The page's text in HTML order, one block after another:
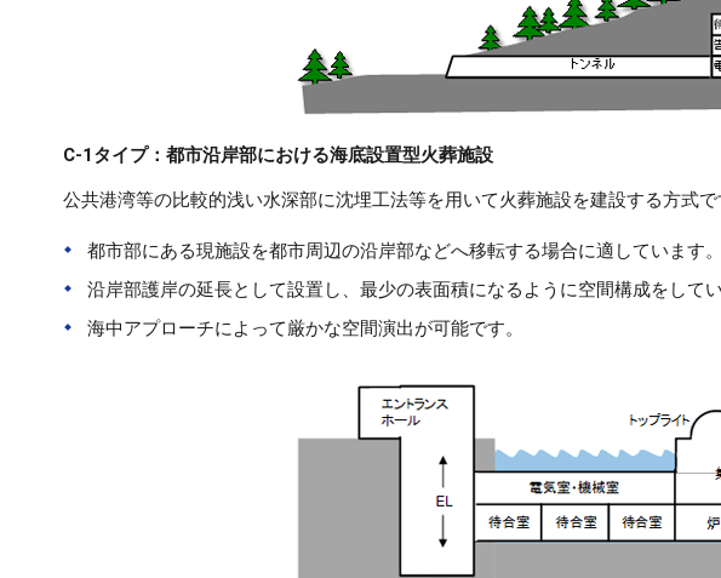
C-1タイプ：都市沿岸部における海底設置型火葬施設
公共港湾等の比較的浅い水深部に沈埋工法等を用いて火葬施設を建設する方式で
都市部にある現施設を都市周辺の沿岸部などへ移転する場合に適しています。
沿岸部護岸の延長として設置し、最少の表面積になるように空間構成をしてい
海中アプローチによって厳かな空間演出が可能です。